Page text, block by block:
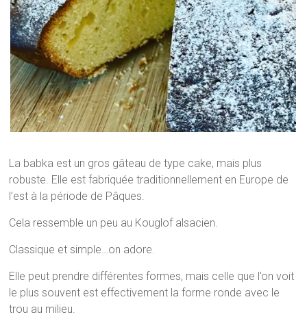
La babka est un gros gâteau de type cake, mais plus
robuste. Elle est fabriquée traditionnellement en Europe de
l’est à la période de Pâques.
Cela ressemble un peu au Kouglof alsacien.
Classique et simple…on adore.
Elle peut prendre différentes formes, mais celle que l’on voit
le plus souvent est effectivement la forme ronde avec le
trou au milieu.